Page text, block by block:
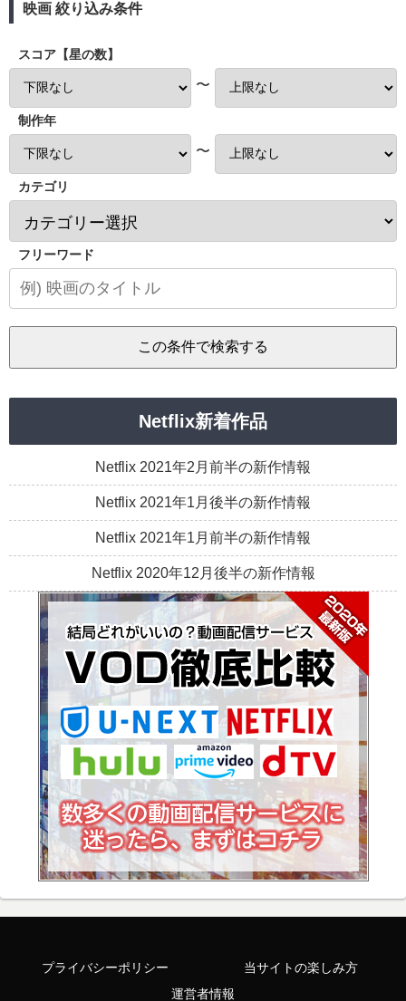
映画 絞り込み条件
スコア【星の数】
〜
制作年
〜
カテゴリ
フリーワード
Netflix新着作品
Netflix 2021年2月前半の新作情報
Netflix 2021年1月後半の新作情報
Netflix 2021年1月前半の新作情報
Netflix 2020年12月後半の新作情報
プライバシーポリシー
当サイトの楽しみ方
運営者情報